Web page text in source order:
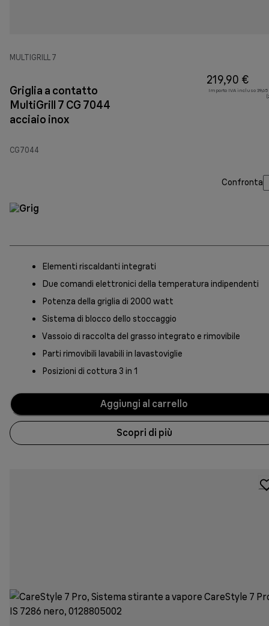
MULTIGRILL 7
Griglia a contatto
MultiGrill 7 CG 7044
acciaio inox
CG7044
219,90 €
Importo IVA incluso
Confronta
Elementi riscaldanti integrati
Due comandi elettronici della temperatura indipendenti
Potenza della griglia di 2000 watt
Sistema di blocco dello stoccaggio
Vassoio di raccolta del grasso integrato e rimovibile
Parti rimovibili lavabili in lavastoviglie
Posizioni di cottura 3 in 1
Aggiungi al carrello
Scopri di più